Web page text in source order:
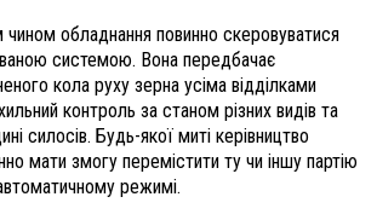
чином обладнання повинно скеровуватися
системою. Вона передбачає
кола руху зерна усіма відділками
контроль за станом різних видів та
силосів. Будь-якої миті керівництво
мати змогу перемістити ту чи іншу партію
режимі.